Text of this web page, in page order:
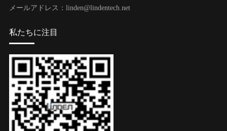
メールアドレス：linden@lindentech.net
私たちに注目